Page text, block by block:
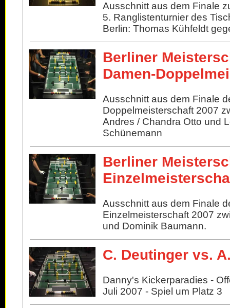
Ausschnitt aus dem Finale
5. Ranglistenturnier des
Berlin: Thomas Kühfeldt
Berliner
Damen-
Ausschnitt aus dem Finale
Doppelmeisterschaft 2007
Andres / Chandra Otto und
Schünemann
Berliner
Ausschnitt aus dem Finale
Einzelmeisterschaft 2007
und Dominik Baumann.
C. Deutinger vs.
Danny's Kickerparadies -
Juli 2007 - Spiel um Platz 3